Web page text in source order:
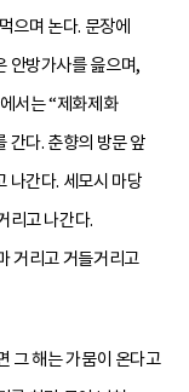
으며 논다. 문장에
안방가사를 읊으며,
서는 “제화제화
간다. 춘향의 방문 앞
나간다. 세모시 마당
리고 나간다.
거리고 거들거리고
그 해는 가뭄이 온다고